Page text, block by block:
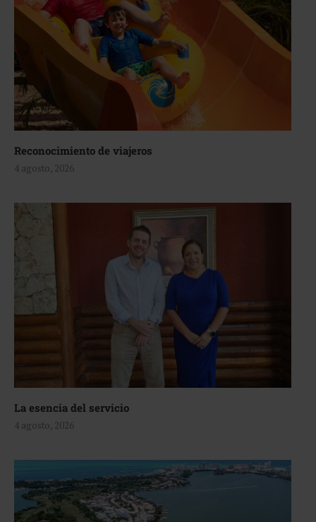
Reconocimiento de viajeros
4 agosto, 2026
La esencia del servicio
4 agosto, 2026